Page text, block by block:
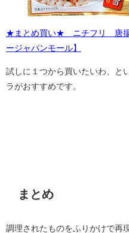
★まとめ買い★ ニチフリ 唐
ージャパンモール】
試しに１つから買いたいわ、と
ラがおすすめです。
まとめ
調理されたものをふりかけで再